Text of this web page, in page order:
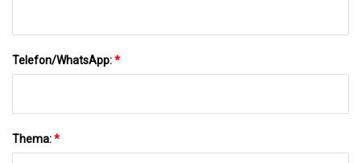
Telefon/WhatsApp:*
Thema:*